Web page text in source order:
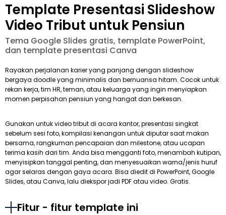
Template Presentasi Slideshow
Video Tribut untuk Pensiun
Tema Google Slides gratis, template PowerPoint,
dan template presentasi Canva
Rayakan perjalanan karier yang panjang dengan slideshow
bergaya doodle yang minimalis dan bernuansa hitam. Cocok untuk
rekan kerja, tim HR, teman, atau keluarga yang ingin menyiapkan
momen perpisahan pensiun yang hangat dan berkesan.
Gunakan untuk video tribut di acara kantor, presentasi singkat
sebelum sesi foto, kompilasi kenangan untuk diputar saat makan
bersama, rangkuman pencapaian dan milestone, atau ucapan
terima kasih dari tim. Anda bisa mengganti foto, menambah kutipan,
menyisipkan tanggal penting, dan menyesuaikan warna/jenis huruf
agar selaras dengan gaya acara. Bisa diedit di PowerPoint, Google
Slides, atau Canva, lalu diekspor jadi PDF atau video. Gratis.
Fitur - fitur template ini